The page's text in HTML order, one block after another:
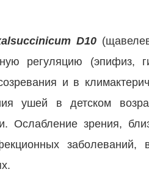
D10
регуляцию (эпифиз,
и в
ушей в детском
Ослабление зрения,
заболеваний,